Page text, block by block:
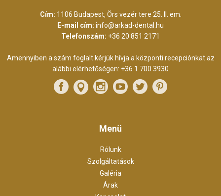
Cím: 1106 Budapest, Örs vezér tere 25. II. em.
E-mail cím: info@arkad-dental.hu
Telefonszám: +36 20 851 2171
Amennyiben a szám foglalt kérjük hívja a központi recepciónkat az
alábbi elérhetőségen: +36 1 700 3930
Menü
Rólunk
Szolgáltatások
Galéria
Árak